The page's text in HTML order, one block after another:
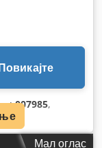
007985,
Мал оглас